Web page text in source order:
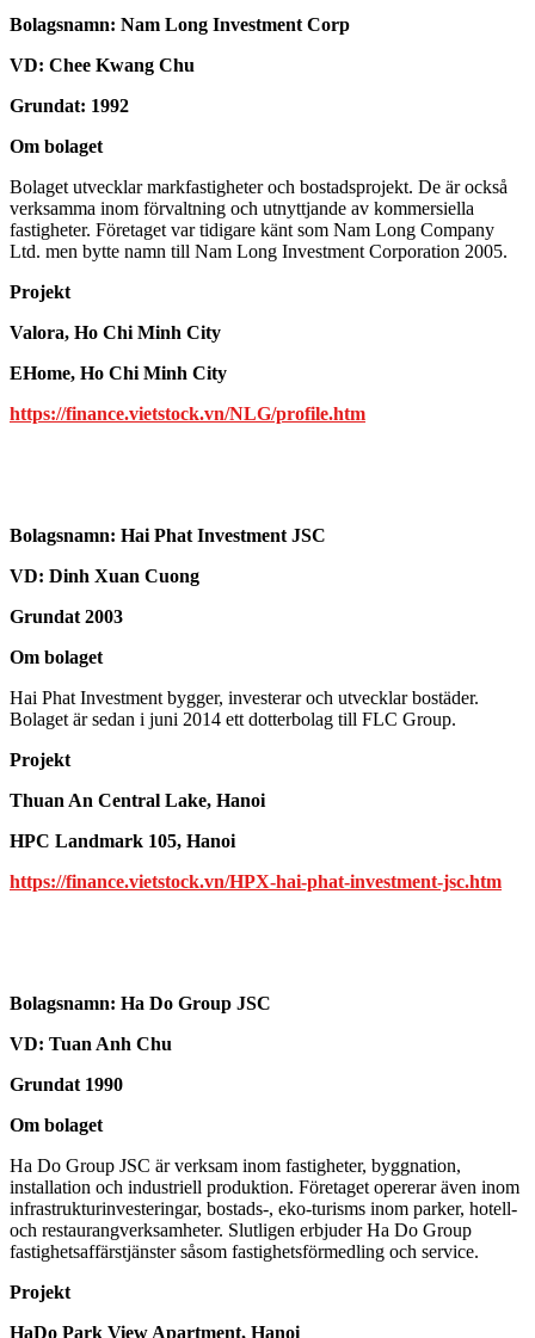
Bolagsnamn: Nam Long Investment Corp
VD: Chee Kwang Chu
Grundat: 1992
Om bolaget
Bolaget utvecklar markfastigheter och bostadsprojekt. De är också
verksamma inom förvaltning och utnyttjande av kommersiella
fastigheter. Företaget var tidigare känt som Nam Long Company
Ltd. men bytte namn till Nam Long Investment Corporation 2005.
Projekt
Valora, Ho Chi Minh City
EHome, Ho Chi Minh City
https://finance.vietstock.vn/NLG/profile.htm
Bolagsnamn: Hai Phat Investment JSC
VD: Dinh Xuan Cuong
Grundat 2003
Om bolaget
Hai Phat Investment bygger, investerar och utvecklar bostäder.
Bolaget är sedan i juni 2014 ett dotterbolag till FLC Group.
Projekt
Thuan An Central Lake, Hanoi
HPC Landmark 105, Hanoi
https://finance.vietstock.vn/HPX-hai-phat-investment-jsc.htm
Bolagsnamn: Ha Do Group JSC
VD: Tuan Anh Chu
Grundat 1990
Om bolaget
Ha Do Group JSC är verksam inom fastigheter, byggnation,
installation och industriell produktion. Företaget opererar även inom
infrastrukturinvesteringar, bostads-, eko-turisms inom parker, hotell-
och restaurangverksamheter. Slutligen erbjuder Ha Do Group
fastighetsaffärstjänster såsom fastighetsförmedling och service.
Projekt
HaDo Park View Apartment, Hanoi